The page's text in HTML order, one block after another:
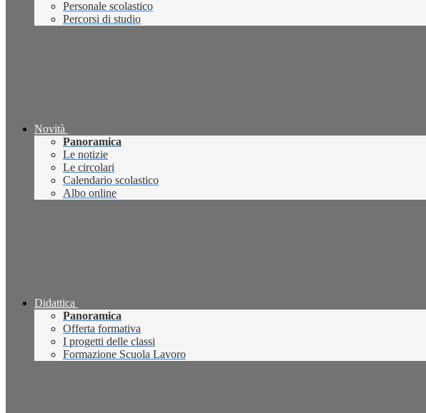
Personale scolastico
Percorsi di studio
Novità
Panoramica
Le notizie
Le circolari
Calendario scolastico
Albo online
Didattica
Panoramica
Offerta formativa
I progetti delle classi
Formazione Scuola Lavoro